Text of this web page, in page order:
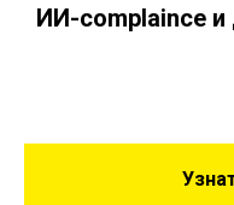
ИИ-complaince и